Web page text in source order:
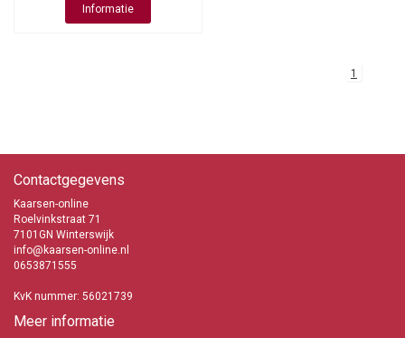
Informatie
1
Contactgegevens
Kaarsen-online
Roelvinkstraat 71
7101GN Winterswijk
info@kaarsen-online.nl
0653871555
KvK nummer: 56021739
Meer informatie